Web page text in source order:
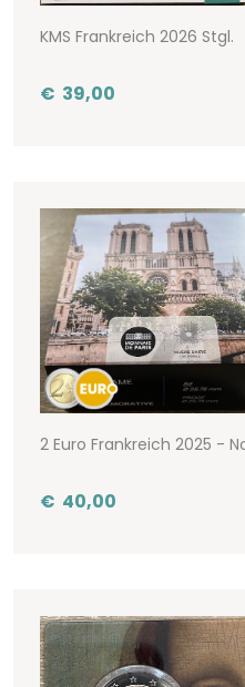
KMS Frankreich 2026 Stgl.
€ 39,00
2 Euro Frankreich 2025 -
€ 40,00